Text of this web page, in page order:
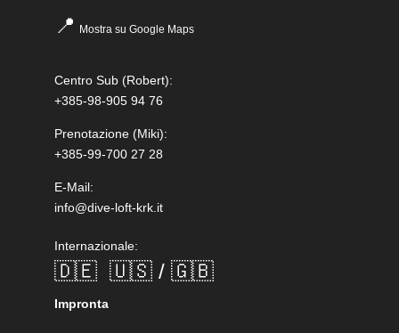
📍 Mostra su Google Maps
Centro Sub(Robert):
+385-98-905 94 76
Prenotazione(Miki):
+385-99-700 27 28
E-Mail:
info@dive-loft-krk.it
Internazionale:
🇩🇪 🇺🇸 / 🇬🇧
Impronta